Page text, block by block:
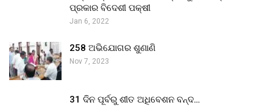
ପ୍ରକାର ବିଦେଶୀ ପକ୍ଷୀ
Jan 6, 2022
258 ଅଭିଯୋଗର ଶୁଣାଣି
Nov 7, 2023
31 ଦିନ ପୂର୍ବରୁ ଶୀତ ଅଧିବେଶନ ବନ୍ଦ…